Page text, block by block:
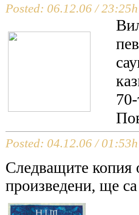
Posted: 06.12.06 / 23:25h
Posted: 04.12.06 / 01:53h
Следващите копия
произведени, ще